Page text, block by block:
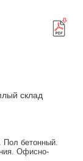
склад
Пол бетонный.
Офисно-